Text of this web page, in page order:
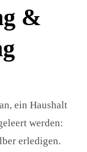
&
ein Haushalt
werden:
erledigen.